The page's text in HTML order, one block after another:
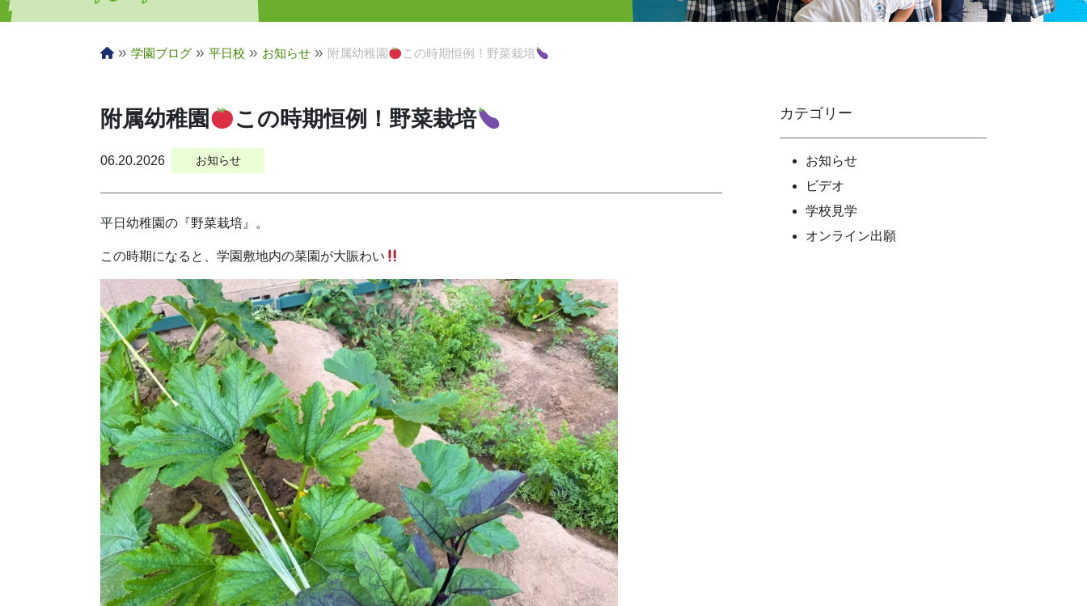
» 学園ブログ » 平日校 » お知らせ » 附属幼稚園 この時期恒例！野菜栽培
附属幼稚園 この時期恒例！野菜栽培
06.20.2026 お知らせ
平日幼稚園の『野菜栽培』。
この時期になると、学園敷地内の菜園が大賑わい
カテゴリー
お知らせ
ビデオ
学校見学
オンライン出願